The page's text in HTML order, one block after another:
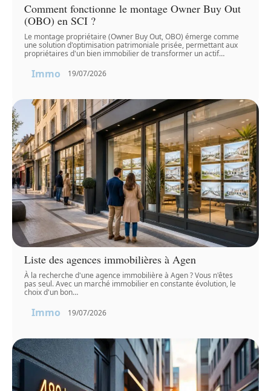
Comment fonctionne le montage Owner Buy Out
(OBO) en SCI ?
Le montage propriétaire (Owner Buy Out, OBO) émerge comme
une solution d'optimisation patrimoniale prisée, permettant aux
propriétaires d'un bien immobilier de transformer un actif…
Immo 19/07/2026
Liste des agences immobilières à Agen
À la recherche d'une agence immobilière à Agen ? Vous n'êtes
pas seul. Avec un marché immobilier en constante évolution, le
choix d'un bon…
Immo 19/07/2026